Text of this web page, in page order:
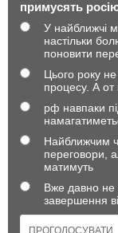
примусять
У найближчі
настільки
поновити
Цього року
процесу. А
рф навпаки
Найближчим
переговори,
матимуть
Вже давно не
завершення